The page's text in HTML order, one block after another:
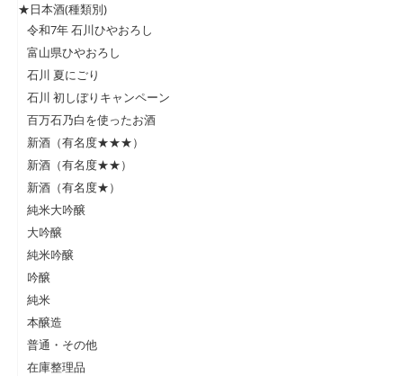
★日本酒(種類別)
令和7年 石川ひやおろし
富山県ひやおろし
石川 夏にごり
石川 初しぼりキャンペーン
百万石乃白を使ったお酒
新酒（有名度★★★）
新酒（有名度★★）
新酒（有名度★）
純米大吟醸
大吟醸
純米吟醸
吟醸
純米
本醸造
普通・その他
在庫整理品